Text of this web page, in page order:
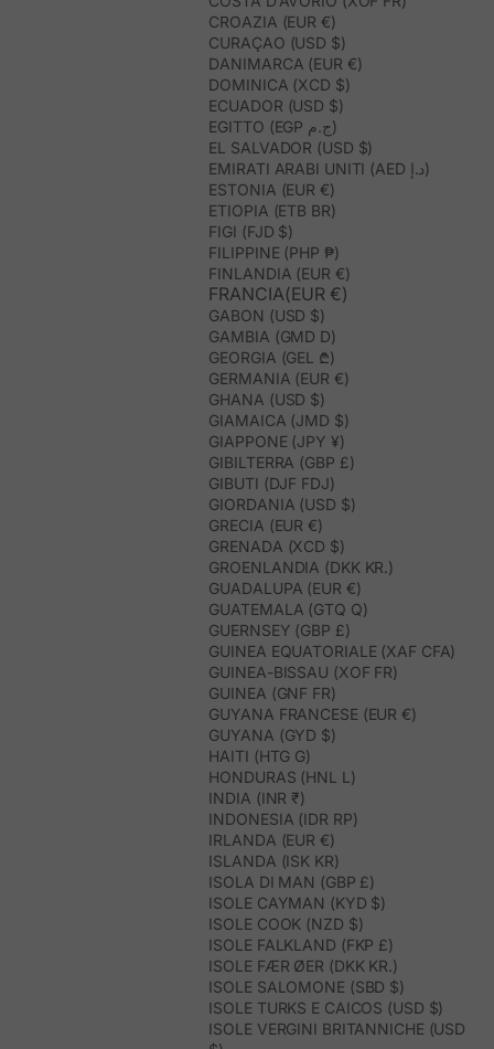
CROAZIA (EUR €)
CURAÇAO (USD $)
DANIMARCA (EUR €)
DOMINICA (XCD $)
ECUADOR (USD $)
EGITTO (EGP ج.م)
EL SALVADOR (USD $)
EMIRATI ARABI UNITI (AED د.إ)
ESTONIA (EUR €)
ETIOPIA (ETB BR)
FIGI (FJD $)
FILIPPINE (PHP ₱)
FINLANDIA (EUR €)
FRANCIA(EUR €)
GABON (USD $)
GAMBIA (GMD D)
GEORGIA (GEL ₾)
GERMANIA (EUR €)
GHANA (USD $)
GIAMAICA (JMD $)
GIAPPONE (JPY ¥)
GIBILTERRA (GBP £)
GIBUTI (DJF FDJ)
GIORDANIA (USD $)
GRECIA (EUR €)
GRENADA (XCD $)
GROENLANDIA (DKK KR.)
GUADALUPA (EUR €)
GUATEMALA (GTQ Q)
GUERNSEY (GBP £)
GUINEA EQUATORIALE (XAF CFA)
GUINEA-BISSAU (XOF FR)
GUINEA (GNF FR)
GUYANA FRANCESE (EUR €)
GUYANA (GYD $)
HAITI (HTG G)
HONDURAS (HNL L)
INDIA (INR ₹)
INDONESIA (IDR RP)
IRLANDA (EUR €)
ISLANDA (ISK KR)
ISOLA DI MAN (GBP £)
ISOLE CAYMAN (KYD $)
ISOLE COOK (NZD $)
ISOLE FALKLAND (FKP £)
ISOLE FÆR ØER (DKK KR.)
ISOLE SALOMONE (SBD $)
ISOLE TURKS E CAICOS (USD $)
ISOLE VERGINI BRITANNICHE (USD